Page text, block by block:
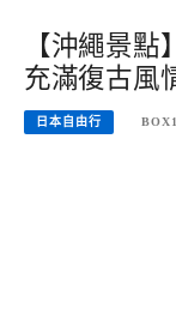
【沖繩景點
充滿復古風
日本自由行